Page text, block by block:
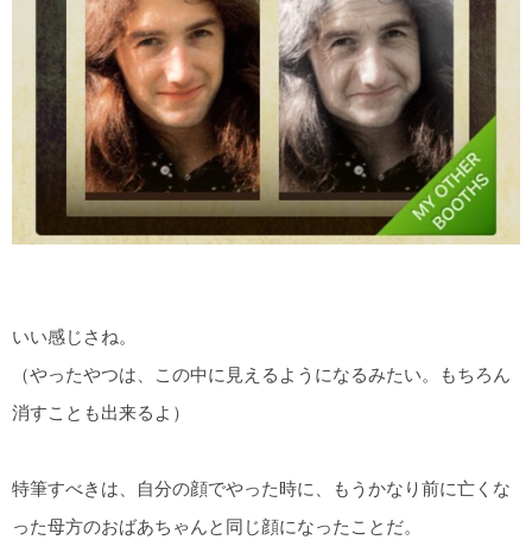
いい感じさね。
（やったやつは、この中に見えるようになるみたい。もちろん
消すことも出来るよ）
特筆すべきは、自分の顔でやった時に、もうかなり前に亡くな
った母方のおばあちゃんと同じ顔になったことだ。